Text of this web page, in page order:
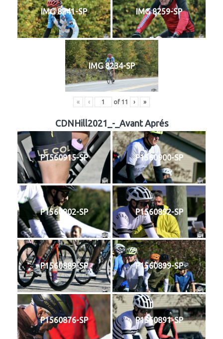
IMG 8241-SP IMG 8259-SP
IMG 8234-SP
« ‹ of 11 › »
CDNHill2021_-_Avant Aprés
P1560915-SP P1560900-SP
P1560902-SP P1560892-SP
P1560889-SP P1560899-SP
P1560876-SP P1560891-SP